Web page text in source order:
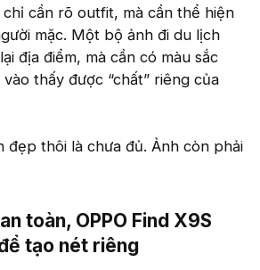
cần rõ outfit, mà cần thể hiện
mặc. Một bộ ảnh đi du lịch
địa điểm, mà cần có màu sắc
thấy được “chất” riêng của
đẹp thôi là chưa đủ. Ảnh còn phải
toàn, OPPO Find X9S
tạo nét riêng​